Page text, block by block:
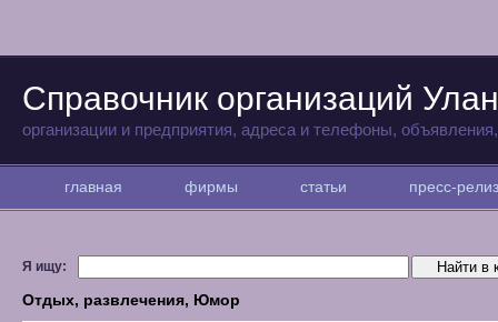
Справочник организаций
организации и предприятия, адреса и телефоны,
главная фирмы статьи пресс-
Я ищу:
Отдых, развлечения, Юмор